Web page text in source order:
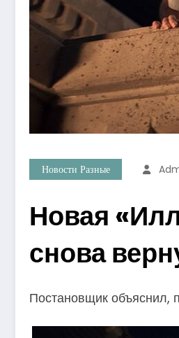
Новости Разные
Новая
снова
Постановщик объяснил,